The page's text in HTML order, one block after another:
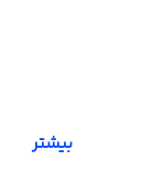
بیشتر